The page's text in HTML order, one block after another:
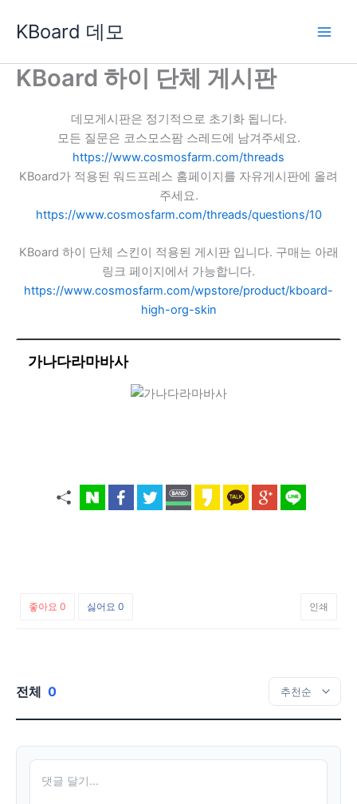
로
KBoard 데모
KBoard 하이 단체 게시판
데모게시판은 정기적으로 초기화 됩니다.
모든 질문은 코스모스팜 스레드에 남겨주세요.
https://www.cosmosfarm.com/threads
KBoard가 적용된 워드프레스 홈페이지를 자유게시판에 올려
주세요.
https://www.cosmosfarm.com/threads/questions/10
KBoard 하이 단체 스킨이 적용된 게시판 입니다. 구매는 아래
링크 페이지에서 가능합니다.
https://www.cosmosfarm.com/wpstore/product/kboard-
high-org-skin
가나다라마바사
좋아요 0 싫어요 0 인쇄
전체 0